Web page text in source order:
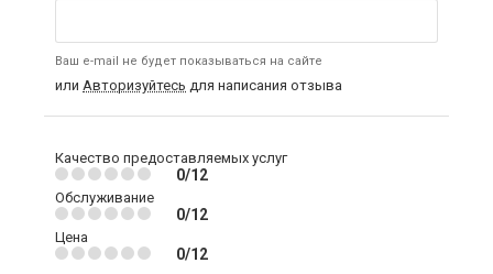
Ваш e-mail не будет показываться на сайте
или Авторизуйтесь для написания отзыва
Качество предоставляемых услуг
0/12
Обслуживание
0/12
Цена
0/12